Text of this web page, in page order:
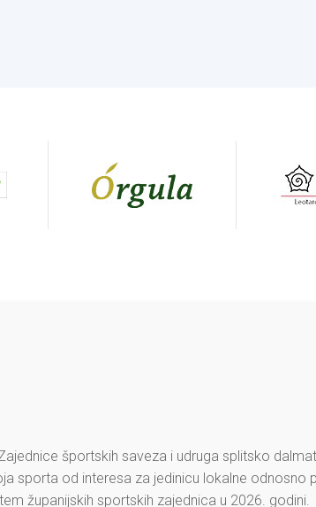
športskih saveza i udruga splitsko
sporta od interesa za jedinicu lokalne odnosno
županijskih sportskih zajednica u 2026. godini.